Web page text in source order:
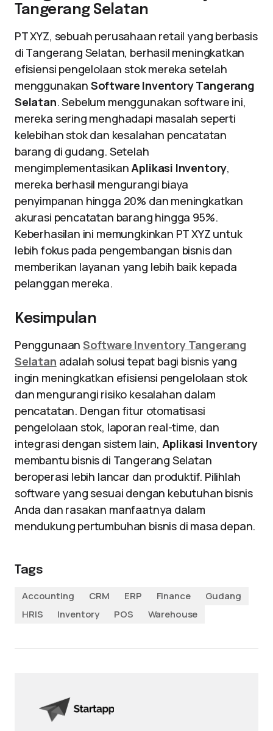
Tangerang Selatan
PT XYZ, sebuah perusahaan retail yang berbasis
di Tangerang Selatan, berhasil meningkatkan
efisiensi pengelolaan stok mereka setelah
menggunakan Software Inventory Tangerang
Selatan. Sebelum menggunakan software ini,
mereka sering menghadapi masalah seperti
kelebihan stok dan kesalahan pencatatan
barang di gudang. Setelah
mengimplementasikanAplikasi Inventory,
mereka berhasil mengurangi biaya
penyimpanan hingga 20% dan meningkatkan
akurasi pencatatan barang hingga 95%.
Keberhasilan ini memungkinkan PT XYZ untuk
lebih fokus pada pengembangan bisnis dan
memberikan layanan yang lebih baik kepada
pelanggan mereka.
Kesimpulan
PenggunaanSoftware Inventory Tangerang
Selatan adalah solusi tepat bagi bisnis yang
ingin meningkatkan efisiensi pengelolaan stok
dan mengurangi risiko kesalahan dalam
pencatatan. Dengan fitur otomatisasi
pengelolaan stok, laporan real-time, dan
integrasi dengan sistem lain, Aplikasi Inventory
membantu bisnis di Tangerang Selatan
beroperasi lebih lancar dan produktif. Pilihlah
software yang sesuai dengan kebutuhan bisnis
Anda dan rasakan manfaatnya dalam
mendukung pertumbuhan bisnis di masa depan.
Tags
Accounting
CRM ERP Finance
Gudang
HRIS
Inventory POS Warehouse